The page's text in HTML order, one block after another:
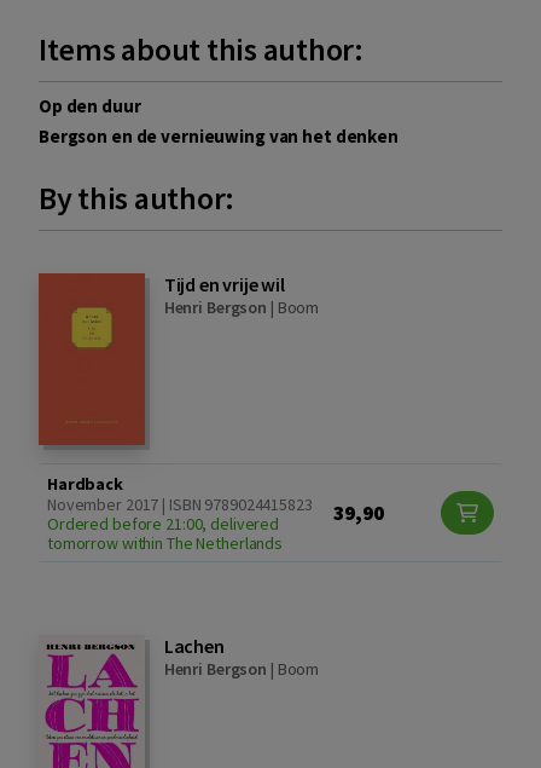
Items about this author:
Op den duur
Bergson en de vernieuwing van het denken
By this author:
Tijd en vrije wil
Henri Bergson | Boom
Hardback
November 2017 | ISBN 9789024415823
Ordered before 21:00, delivered
tomorrow within The Netherlands
39,90
Lachen
Henri Bergson | Boom